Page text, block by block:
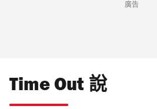
廣告
Time Out 說